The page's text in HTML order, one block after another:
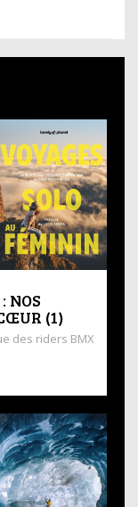
NOS
(1)
des riders BMX